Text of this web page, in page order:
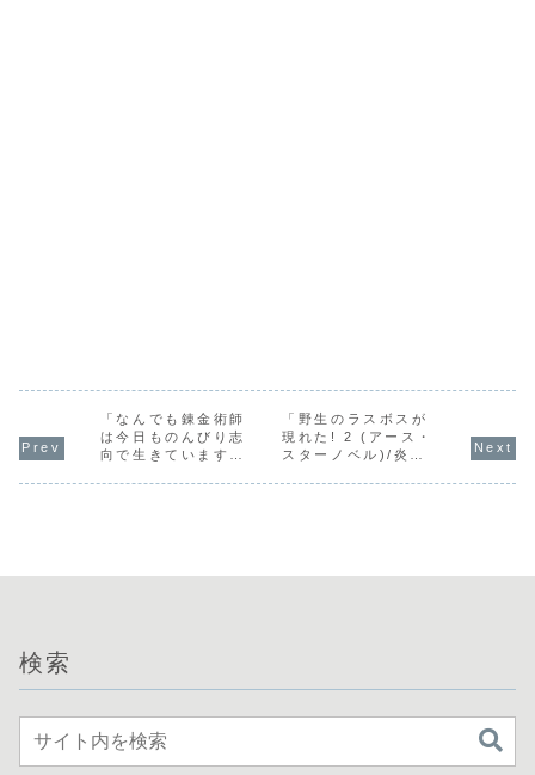
「なんでも錬金術師
は今日ものんびり志
向で生きています～
ルス） (グラスト
「野生のラスボスが
現れた! 2 (アース・
スターノベル)/炎頭
検索